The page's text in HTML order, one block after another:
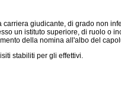
giudicante, di grado non
un istituto superiore, di ruolo o
della nomina all'albo del
stabiliti per gli effettivi.